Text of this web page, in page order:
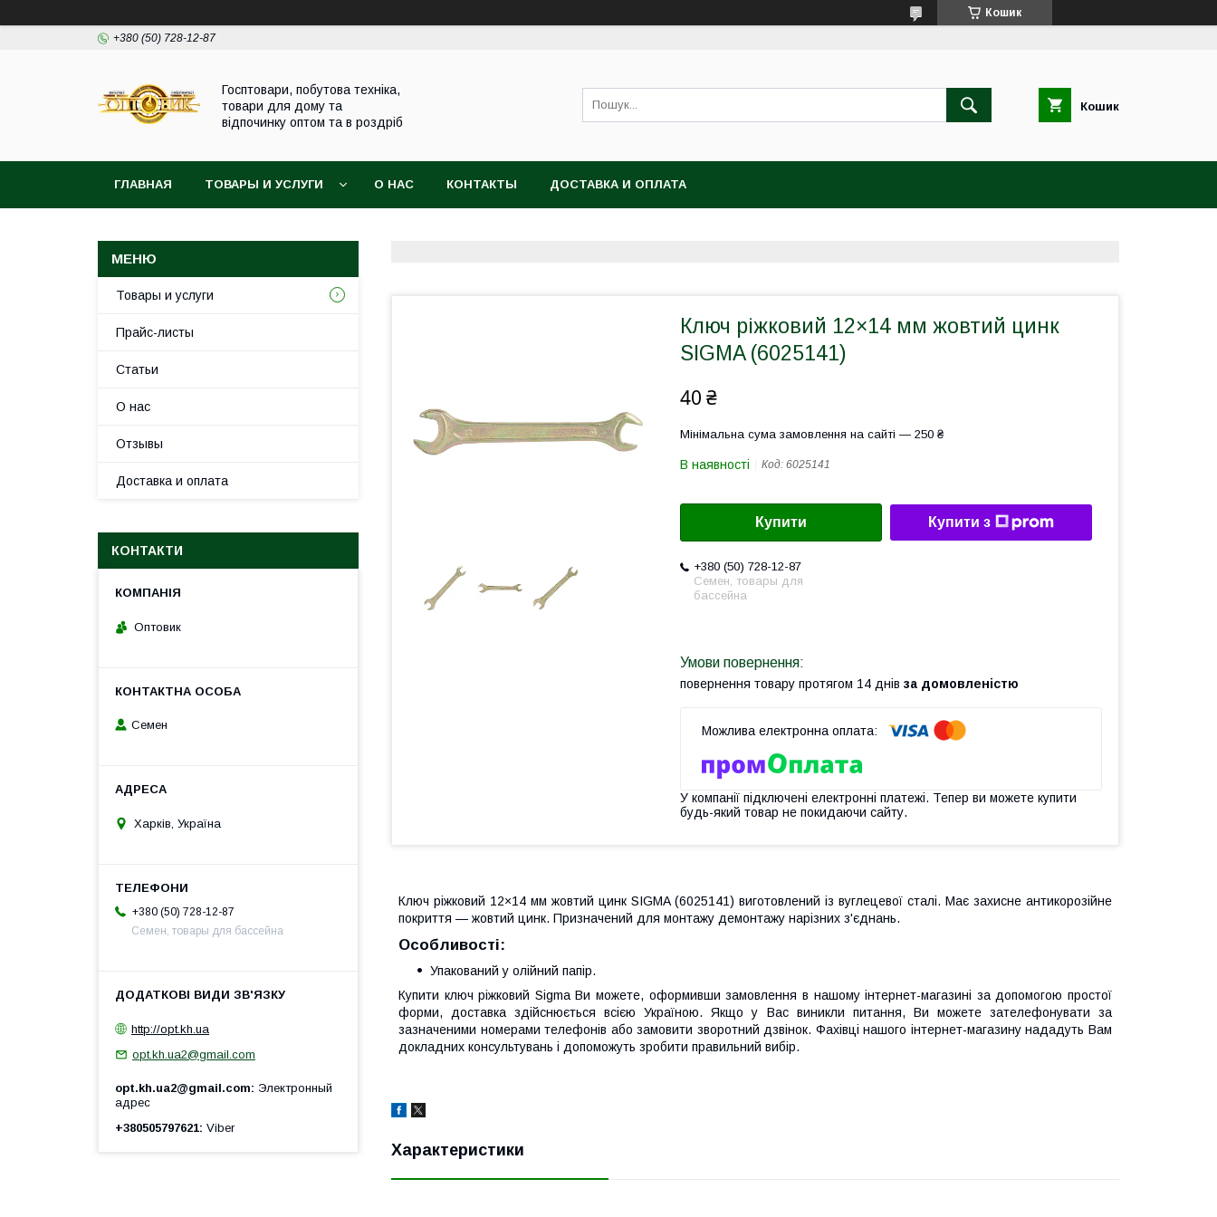
Кошик
+380 (50) 728-12-87
Госптовари, побутова техніка,
товари для дому та
відпочинку оптом та в роздріб
Кошик
ГЛАВНАЯ ТОВАРЫ И УСЛУГИ О НАС КОНТАКТЫ ДОСТАВКА И ОПЛАТА
Ключ ріжковий 12×14 мм жовтий цинк
SIGMA (6025141)
40 ₴
Мінімальна сума замовлення на сайті — 250 ₴
В наявності Код: 6025141
Купити Купити з
+380 (50) 728-12-87
Семен, товары для
бассейна
повернення товару протягом 14 днів за домовленістю
У компанії підключені електронні платежі. Тепер ви можете купити
будь-який товар не покидаючи сайту.
Ключ ріжковий 12×14 мм жовтий цинк SIGMA (6025141) виготовлений із вуглецевої сталі. Має захисне антикорозійне
покриття — жовтий цинк. Призначений для монтажу демонтажу нарізних з'єднань.
Особливості:
Упакований у олійний папір.
Купити ключ ріжковий Sigma Ви можете, оформивши замовлення в нашому інтернет-магазині за допомогою простої
форми, доставка здійснюється всією Україною. Якщо у Вас виникли питання, Ви можете зателефонувати за
зазначеними номерами телефонів або замовити зворотний дзвінок. Фахівці нашого інтернет-магазину нададуть Вам
докладних консультувань і допоможуть зробити правильний вибір.
Характеристики
Товары и услуги
Прайс-листы
Статьи
О нас
Отзывы
Доставка и оплата
КОНТАКТИ
Оптовик
Семен
Харків, Україна
+380 (50) 728-12-87
Семен, товары для бассейна
http://opt.kh.ua
opt.kh.ua2@gmail.com
opt.kh.ua2@gmail.com
Электронный
адрес
+380505797621 Viber